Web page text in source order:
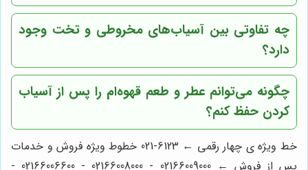
چه تفاوتی بین آسیاب‌های مخروطی و تخت وجود
دارد؟
چگونه می‌توانم عطر و طعم قهوه‌ام را پس از آسیاب
کردن حفظ کنم؟
خط ویژه ی چهار رقمی ← 6123-021 خطوط ویژه فروش و خدمات
پس از فروش ← 02166009000 - 02166008000 - 02166006600 -